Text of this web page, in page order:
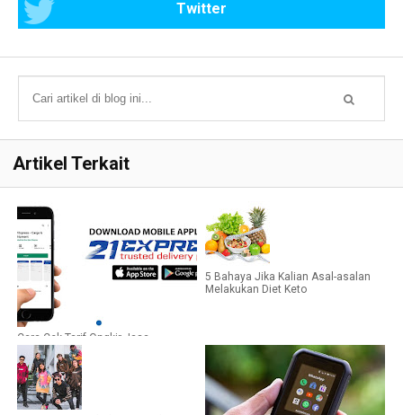
Twitter
Artikel Terkait
Cara Cek Tarif Ongkir Jasa
Ekspedisi 21 Express
5 Bahaya Jika Kalian Asal-asalan
Melakukan Diet Keto